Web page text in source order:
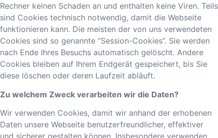
Rechner keinen Schaden an und enthalten keine Viren. Teils
sind Cookies technisch notwendig, damit die Webseite
funktionieren kann. Die meisten der von uns verwendeten
Cookies sind so genannte “Session-Cookies”. Sie werden
nach Ende Ihres Besuchs automatisch gelöscht. Andere
Cookies bleiben auf Ihrem Endgerät gespeichert, bis Sie
diese löschen oder deren Laufzeit abläuft.
Zu welchem Zweck verarbeiten wir die Daten?
Wir verwenden Cookies, damit wir anhand der erhobenen
Daten unsere Webseite benutzerfreundlicher, effektiver